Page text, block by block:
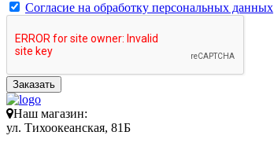
Согласие на обработку персональных данных
Заказать
Наш магазин:
ул. Тихоокеанская, 81Б